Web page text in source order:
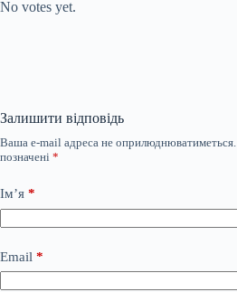
No votes yet.
Залишити відповідь
Ваша e-mail адреса не оприлюднюватиметься.
позначені *
Ім’я *
Email *